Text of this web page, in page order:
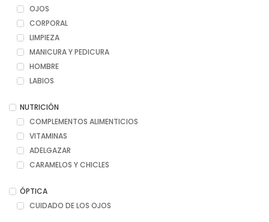
OJOS
CORPORAL
LIMPIEZA
MANICURA Y PEDICURA
HOMBRE
LABIOS
NUTRICIÓN
COMPLEMENTOS ALIMENTICIOS
VITAMINAS
ADELGAZAR
CARAMELOS Y CHICLES
ÓPTICA
CUIDADO DE LOS OJOS